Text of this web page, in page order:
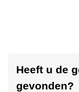
Heeft u de
gevonden?